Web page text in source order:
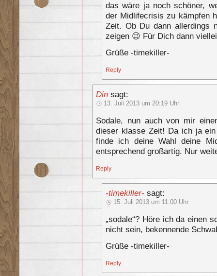
das wäre ja noch schöner,
der Midlifecrisis zu kämpfen
Zeit. Ob Du dann allerdings
zeigen 😉 Für Dich dann
Grüße -timekiller-
Reply
Din sagt:
13. Juli 2013 um 20:19 Uhr
Sodale, nun auch von mir
dieser klasse Zeit! Da ich ja
finde ich deine Wahl deine
entsprechend großartig. Nur
Reply
-timekiller- sagt:
15. Juli 2013 um 11:00 Uhr
„sodale“? Höre ich da einen
nicht sein, bekennende
Grüße -timekiller-
Reply